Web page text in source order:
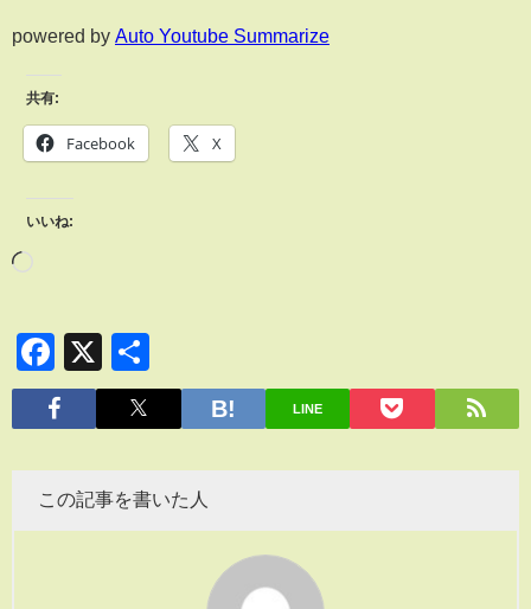
powered by Auto Youtube Summarize
共有:
Facebook X
いいね:
Facebook
X
有
LINE
この記事を書いた人